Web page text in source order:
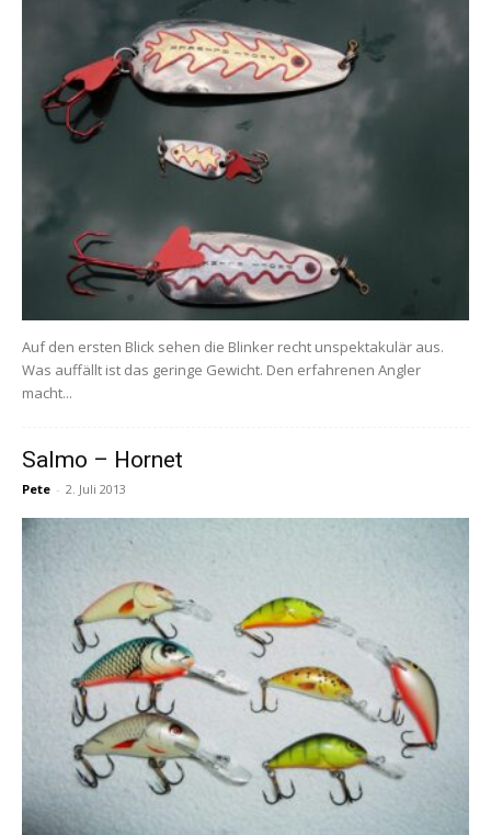
Auf den ersten Blick sehen die Blinker recht unspektakulär aus.
Was auffällt ist das geringe Gewicht. Den erfahrenen Angler
macht...
Salmo – Hornet
Pete - 2. Juli 2013